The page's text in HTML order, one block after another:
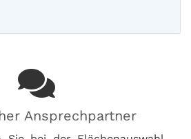
Ansprechpartner